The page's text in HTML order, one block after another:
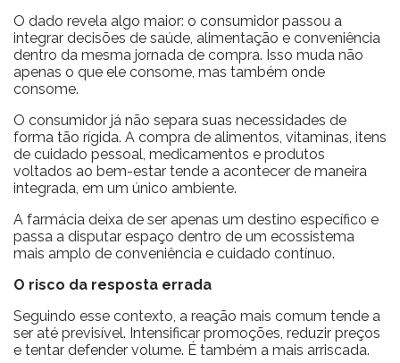
O dado revela algo maior: o consumidor passou a
integrar decisões de saúde, alimentação e conveniência
dentro da mesma jornada de compra. Isso muda não
apenas o que ele consome, mas também onde
consome.
O consumidor já não separa suas necessidades de
forma tão rígida. A compra de alimentos, vitaminas, itens
de cuidado pessoal, medicamentos e produtos
voltados ao bem-estar tende a acontecer de maneira
integrada, em um único ambiente.
A farmácia deixa de ser apenas um destino específico e
passa a disputar espaço dentro de um ecossistema
mais amplo de conveniência e cuidado contínuo.
O risco da resposta errada
Seguindo esse contexto, a reação mais comum tende a
ser até previsível. Intensificar promoções, reduzir preços
e tentar defender volume. É também a mais arriscada.